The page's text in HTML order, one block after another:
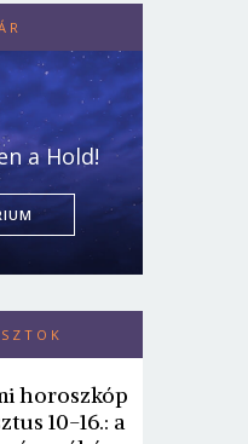
a Hold!
horoszkóp
10-16.: a